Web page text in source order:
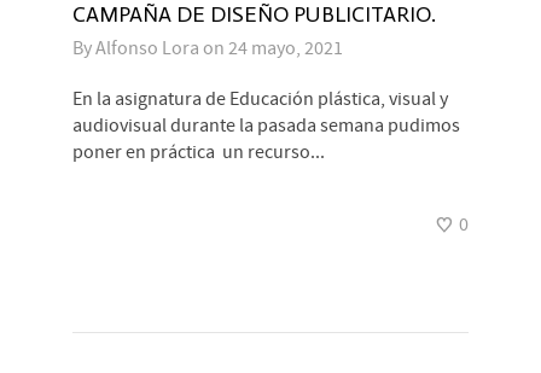
CAMPAÑA DE DISEÑO PUBLICITARIO.
ByAlfonso Lora on 24 mayo, 2021
En la asignatura de Educación plástica, visual y
audiovisual durante la pasada semana pudimos
poner en práctica un recurso...
0